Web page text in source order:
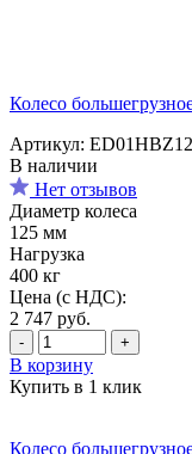
Колесо
Артикул:
В наличии
Нет отзывов
Диаметр колеса
125 мм
Нагрузка
400 кг
Цена (с НДС):
2 747 руб.
- +
В корзину
Купить в 1 клик
Колесо